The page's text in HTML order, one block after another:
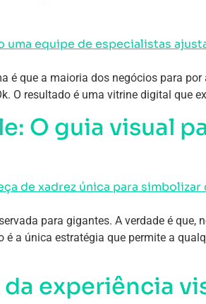
é que a maioria dos negócios para
O resultado é uma vitrine digital que
O guia visual
para gigantes. A verdade é que,
a única estratégia que permite a
experiência